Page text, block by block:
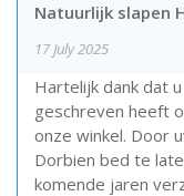
Natuurlijk slapen
17 July 2025
Hartelijk dank dat
geschreven heeft
onze winkel. Door
Dorbien bed te
komende jaren